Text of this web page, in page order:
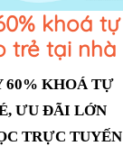
khoá tự
trẻ tại nhà
60% KHOÁ TỰ
ƯU ĐÃI LỚN
TRỰC TUYẾN